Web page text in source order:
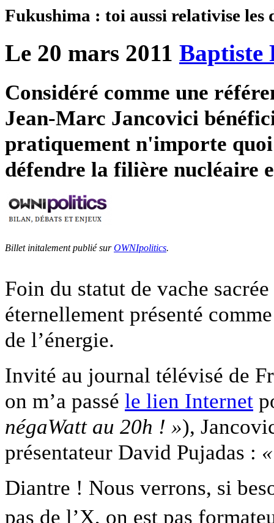
Fukushima : toi aussi relativise les
Le 20 mars 2011 Baptiste
Considéré comme une
Jean-Marc Jancovici
pratiquement n'importe
défendre la filière nucléaire
Billet initalement publié surOWNIpolitics.
Foin du statut de vache
éternellement présenté
de l’énergie.
Invité au journal télévisé de
on m’a passé le lien Internet
négaWatt au 20h ! »),
présentateur David Pujadas :
Diantre ! Nous verrons, si
pas de l’X, on est pas